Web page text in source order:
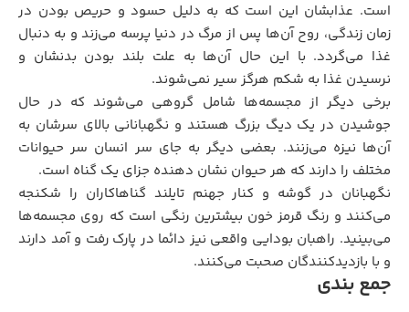
است. عذابشان این است که به دلیل حسود و حریص بودن در
زمان زندگی، روح آن‌ها پس از مرگ در دنیا پرسه می‌زند و به دنبال
غذا می‌گردد. با این حال آن‌ها به علت بلند بودن بدنشان و
نرسیدن غذا به شکم هرگز سیر نمی‌شوند.
برخی دیگر از مجسمه‌ها شامل گروهی می‌شوند که در حال
جوشیدن در یک دیگ بزرگ هستند و نگهبانانی بالای سرشان به
آن‌ها نیزه می‌زنند. بعضی دیگر به جای سر انسان سر حیوانات
مختلف را دارند که هر حیوان نشان دهنده جزای یک گناه است.
نگهبانان در گوشه و کنار جهنم تایلند گناهاکاران را شکنجه
می‌کنند و رنگ قرمز خون بیشترین رنگی است که روی مجسمه‌ها
می‌بینید. راهبان بودایی واقعی نیز دائما در پارک رفت و آمد دارند
و با بازدیدکنندگان صحبت می‌کنند.
جمع بندی